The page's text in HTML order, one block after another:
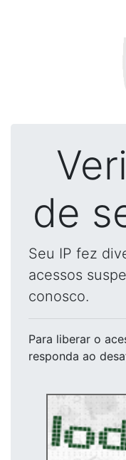
de
Seu IP fez
acessos
conosco.
Para liberar o
responda ao